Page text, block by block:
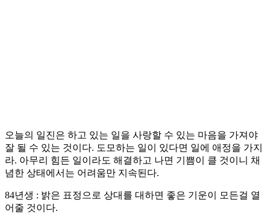
오늘의 일진은 하고 있는 일을 사랑할 수 있는 마음을 가져야
잘 될 수 있는 것이다. 도모하는 일이 있다면 일에 애정을 가지
라. 아무리 힘든 일이라도 해결하고 나면 기쁨이 클 것이니 채
념한 상태에서는 어려움만 지속된다.
84년생 : 밝은 표정으로 상대를 대하면 좋은 기운이 모든걸 열
어줄 것이다.